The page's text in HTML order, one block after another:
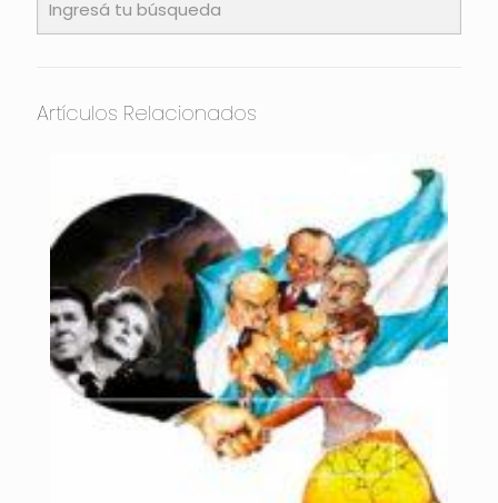
Artículos Relacionados